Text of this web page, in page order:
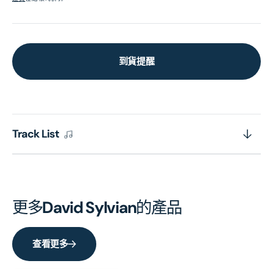
到貨提醒
Track List
更多David Sylvian的產品
查看更多